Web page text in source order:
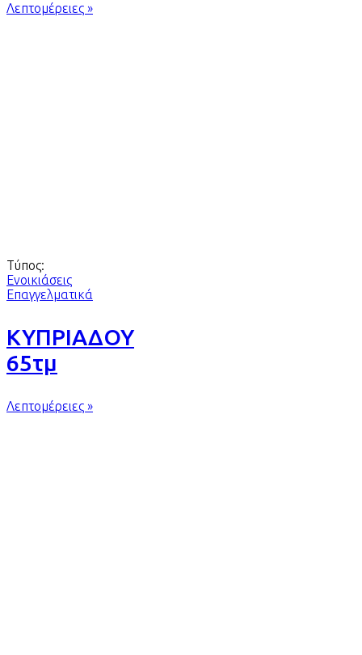
Λεπτομέρειες »
Τύπος:
Ενοικιάσεις
Επαγγελματικά
ΚΥΠΡΙΑΔΟΥ
65τμ
Λεπτομέρειες »